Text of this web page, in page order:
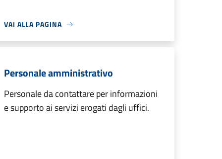
VAI ALLA PAGINA
Personale amministrativo
Personale da contattare per informazioni
e supporto ai servizi erogati dagli uffici.